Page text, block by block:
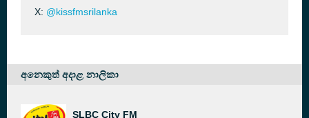
X: @kissfmsrilanka
අනෙකුත් අදාළ නාලිකා
SLBC City FM